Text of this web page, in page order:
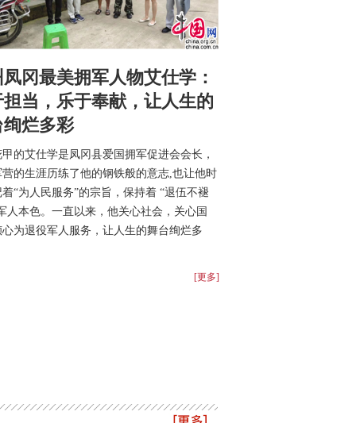
冈最美拥军人物艾仕学：
当，乐于奉献，让人生的
烂多彩
的艾仕学是凤冈县爱国拥军促进会会长，
的生涯历练了他的钢铁般的意志,也让他时
“为人民服务”的宗旨，保持着 “退伍不褪
人本色。一直以来，他关心社会，关心国
为退役军人服务，让人生的舞台绚烂多
[更多]